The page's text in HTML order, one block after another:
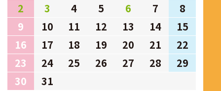
2
3 4 5 6 7
8
9
10 11 12 13 14
15
16
17 18 19 20 21
22
23
24 25 26 27 28
29
30
31